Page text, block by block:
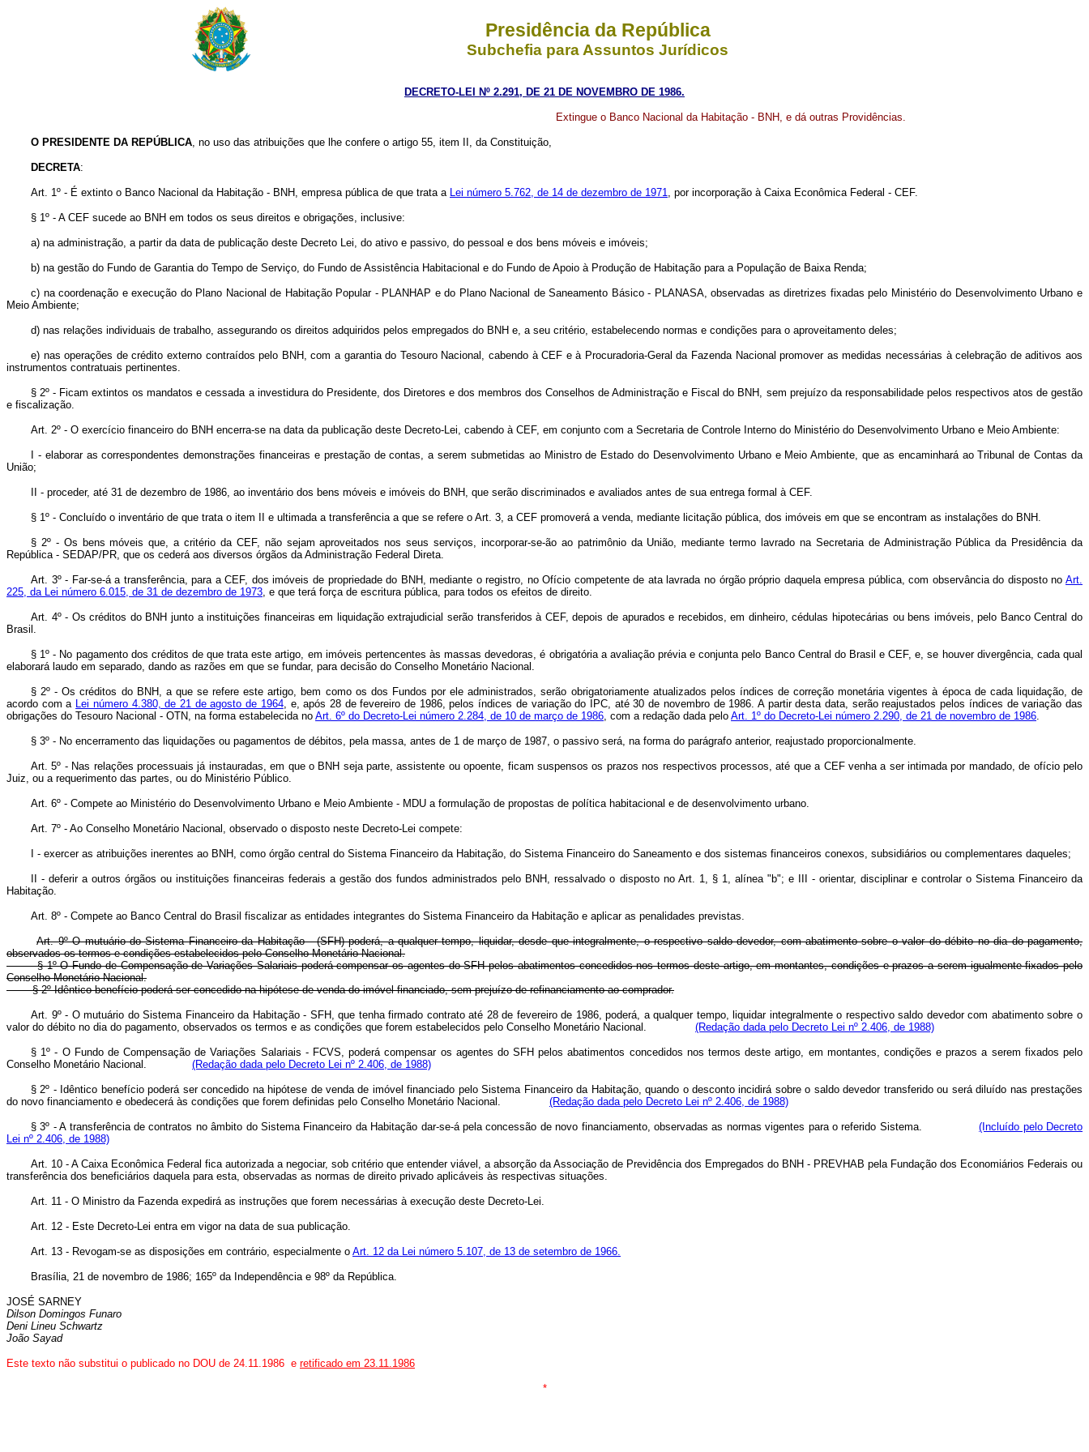
Presidência da República
Subchefia para Assuntos Jurídicos
DECRETO-LEI Nº 2.291, DE 21 DE NOVEMBRO DE 1986.
Extingue o Banco Nacional da Habitação - BNH, e dá outras Providências.
O PRESIDENTE DA REPÚBLICA, no uso das atribuições que lhe confere o artigo 55, item II, da Constituição,
DECRETA:
Art. 1º - É extinto o Banco Nacional da Habitação - BNH, empresa pública de que trata a Lei número 5.762, de 14 de dezembro de 1971, por incorporação à Caixa Econômica Federal - CEF.
§ 1º - A CEF sucede ao BNH em todos os seus direitos e obrigações, inclusive:
a) na administração, a partir da data de publicação deste Decreto Lei, do ativo e passivo, do pessoal e dos bens móveis e imóveis;
b) na gestão do Fundo de Garantia do Tempo de Serviço, do Fundo de Assistência Habitacional e do Fundo de Apoio à Produção de Habitação para a População de Baixa Renda;
c) na coordenação e execução do Plano Nacional de Habitação Popular - PLANHAP e do Plano Nacional de Saneamento Básico - PLANASA, observadas as diretrizes fixadas pelo Ministério do Desenvolvimento Urbano e
Meio Ambiente;
d) nas relações individuais de trabalho, assegurando os direitos adquiridos pelos empregados do BNH e, a seu critério, estabelecendo normas e condições para o aproveitamento deles;
e) nas operações de crédito externo contraídos pelo BNH, com a garantia do Tesouro Nacional, cabendo à CEF e à Procuradoria-Geral da Fazenda Nacional promover as medidas necessárias à celebração de aditivos aos
instrumentos contratuais pertinentes.
§ 2º - Ficam extintos os mandatos e cessada a investidura do Presidente, dos Diretores e dos membros dos Conselhos de Administração e Fiscal do BNH, sem prejuízo da responsabilidade pelos respectivos atos de gestão
e fiscalização.
Art. 2º - O exercício financeiro do BNH encerra-se na data da publicação deste Decreto-Lei, cabendo à CEF, em conjunto com a Secretaria de Controle Interno do Ministério do Desenvolvimento Urbano e Meio Ambiente:
I - elaborar as correspondentes demonstrações financeiras e prestação de contas, a serem submetidas ao Ministro de Estado do Desenvolvimento Urbano e Meio Ambiente, que as encaminhará ao Tribunal de Contas da
União;
II - proceder, até 31 de dezembro de 1986, ao inventário dos bens móveis e imóveis do BNH, que serão discriminados e avaliados antes de sua entrega formal à CEF.
§ 1º - Concluído o inventário de que trata o item II e ultimada a transferência a que se refere o Art. 3, a CEF promoverá a venda, mediante licitação pública, dos imóveis em que se encontram as instalações do BNH.
§ 2º - Os bens móveis que, a critério da CEF, não sejam aproveitados nos seus serviços, incorporar-se-ão ao patrimônio da União, mediante termo lavrado na Secretaria de Administração Pública da Presidência da
República - SEDAP/PR, que os cederá aos diversos órgãos da Administração Federal Direta.
Art. 3º - Far-se-á a transferência, para a CEF, dos imóveis de propriedade do BNH, mediante o registro, no Ofício competente de ata lavrada no órgão próprio daquela empresa pública, com observância do disposto no Art.
225, da Lei número 6.015, de 31 de dezembro de 1973, e que terá força de escritura pública, para todos os efeitos de direito.
Art. 4º - Os créditos do BNH junto a instituições financeiras em liquidação extrajudicial serão transferidos à CEF, depois de apurados e recebidos, em dinheiro, cédulas hipotecárias ou bens imóveis, pelo Banco Central do
Brasil.
§ 1º - No pagamento dos créditos de que trata este artigo, em imóveis pertencentes às massas devedoras, é obrigatória a avaliação prévia e conjunta pelo Banco Central do Brasil e CEF, e, se houver divergência, cada qual
elaborará laudo em separado, dando as razões em que se fundar, para decisão do Conselho Monetário Nacional.
§ 2º - Os créditos do BNH, a que se refere este artigo, bem como os dos Fundos por ele administrados, serão obrigatoriamente atualizados pelos índices de correção monetária vigentes à época de cada liquidação, de
acordo com a Lei número 4.380, de 21 de agosto de 1964, e, após 28 de fevereiro de 1986, pelos índices de variação do IPC, até 30 de novembro de 1986. A partir desta data, serão reajustados pelos índices de variação das
obrigações do Tesouro Nacional - OTN, na forma estabelecida no Art. 6º do Decreto-Lei número 2.284, de 10 de março de 1986, com a redação dada pelo Art. 1º do Decreto-Lei número 2.290, de 21 de novembro de 1986.
§ 3º - No encerramento das liquidações ou pagamentos de débitos, pela massa, antes de 1 de março de 1987, o passivo será, na forma do parágrafo anterior, reajustado proporcionalmente.
Art. 5º - Nas relações processuais já instauradas, em que o BNH seja parte, assistente ou opoente, ficam suspensos os prazos nos respectivos processos, até que a CEF venha a ser intimada por mandado, de ofício pelo
Juiz, ou a requerimento das partes, ou do Ministério Público.
Art. 6º - Compete ao Ministério do Desenvolvimento Urbano e Meio Ambiente - MDU a formulação de propostas de política habitacional e de desenvolvimento urbano.
Art. 7º - Ao Conselho Monetário Nacional, observado o disposto neste Decreto-Lei compete:
I - exercer as atribuições inerentes ao BNH, como órgão central do Sistema Financeiro da Habitação, do Sistema Financeiro do Saneamento e dos sistemas financeiros conexos, subsidiários ou complementares daqueles;
II - deferir a outros órgãos ou instituições financeiras federais a gestão dos fundos administrados pelo BNH, ressalvado o disposto no Art. 1, § 1, alínea "b"; e III - orientar, disciplinar e controlar o Sistema Financeiro da
Habitação.
Art. 8º - Compete ao Banco Central do Brasil fiscalizar as entidades integrantes do Sistema Financeiro da Habitação e aplicar as penalidades previstas.
Art. 9º O mutuário do Sistema Financeiro da Habitação - (SFH) poderá, a qualquer tempo, liquidar, desde que integralmente, o respectivo saldo devedor, com abatimento sobre o valor do débito no dia do pagamento,
observados os termos e condições estabelecidos pelo Conselho Monetário Nacional.
§ 1º O Fundo de Compensação de Variações Salariais poderá compensar os agentes do SFH pelos abatimentos concedidos nos termos deste artigo, em montantes, condições e prazos a serem igualmente fixados pelo
Conselho Monetário Nacional.
§ 2º Idêntico benefício poderá ser concedido na hipótese de venda do imóvel financiado, sem prejuízo de refinanciamento ao comprador.
Art. 9º - O mutuário do Sistema Financeiro da Habitação - SFH, que tenha firmado contrato até 28 de fevereiro de 1986, poderá, a qualquer tempo, liquidar integralmente o respectivo saldo devedor com abatimento sobre o
valor do débito no dia do pagamento, observados os termos e as condições que forem estabelecidos pelo Conselho Monetário Nacional. (Redação dada pelo Decreto Lei nº 2.406, de 1988)
§ 1º - O Fundo de Compensação de Variações Salariais - FCVS, poderá compensar os agentes do SFH pelos abatimentos concedidos nos termos deste artigo, em montantes, condições e prazos a serem fixados pelo
Conselho Monetário Nacional.
(Redação dada pelo Decreto Lei nº 2.406, de 1988)
§ 2º - Idêntico benefício poderá ser concedido na hipótese de venda de imóvel financiado pelo Sistema Financeiro da Habitação, quando o desconto incidirá sobre o saldo devedor transferido ou será diluído nas prestações
do novo financiamento e obedecerá às condições que forem definidas pelo Conselho Monetário Nacional. (Redação dada pelo Decreto Lei nº 2.406, de 1988)
§ 3º - A transferência de contratos no âmbito do Sistema Financeiro da Habitação dar-se-á pela concessão de novo financiamento, observadas as normas vigentes para o referido Sistema.(Incluído pelo Decreto
Lei nº 2.406, de 1988)
Art. 10 - A Caixa Econômica Federal fica autorizada a negociar, sob critério que entender viável, a absorção da Associação de Previdência dos Empregados do BNH - PREVHAB pela Fundação dos Economiários Federais ou
transferência dos beneficiários daquela para esta, observadas as normas de direito privado aplicáveis às respectivas situações.
Art. 11 - O Ministro da Fazenda expedirá as instruções que forem necessárias à execução deste Decreto-Lei.
Art. 12 - Este Decreto-Lei entra em vigor na data de sua publicação.
Art. 13 - Revogam-se as disposições em contrário, especialmente o Art. 12 da Lei número 5.107, de 13 de setembro de 1966.
Brasília, 21 de novembro de 1986; 165º da Independência e 98º da República.
JOSÉ SARNEY
Dilson Domingos Funaro
Deni Lineu Schwartz
João Sayad
Este texto não substitui o publicado no DOU de 24.11.1986 e retificado em 23.11.1986
*